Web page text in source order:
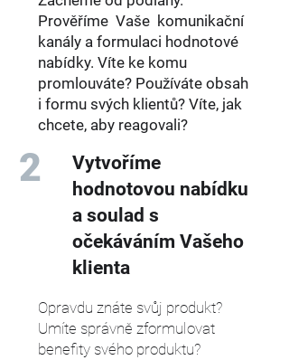
Prověříme Vaše komunikační
kanály a formulaci hodnotové
nabídky. Víte ke komu
promlouváte? Používáte obsah
i formu svých klientů? Víte, jak
chcete, aby reagovali?
Vytvoříme
hodnotovou nabídku
a soulad s
očekáváním Vašeho
klienta
2
Opravdu znáte svůj produkt?
Umíte správně zformulovat
benefity svého produktu?